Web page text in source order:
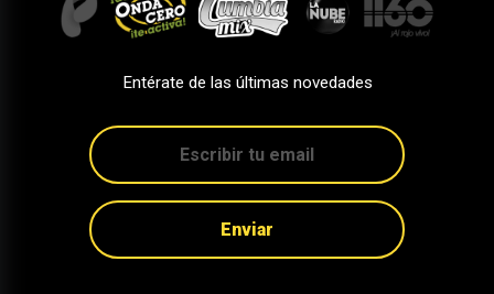
Entérate de las últimas novedades
Enviar